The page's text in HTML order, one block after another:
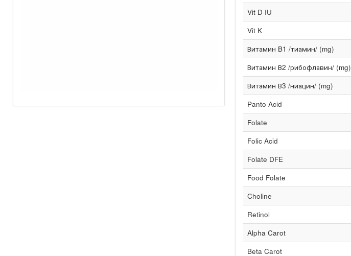
Vit D IU
Vit K
Витамин B1 /тиамин/ (mg)
Витамин В2 /рибофлавин/ (mg)
Витамин В3 /ниацин/ (mg)
Panto Acid
Folate
Folic Acid
Folate DFE
Food Folate
Choline
Retinol
Alpha Carot
Beta Carot